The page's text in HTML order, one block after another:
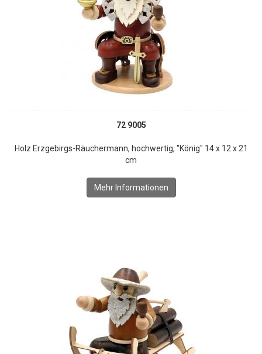
72 9005
Holz Erzgebirgs-Räuchermann, hochwertig, "König" 14 x 12 x 21
cm
Mehr Informationen